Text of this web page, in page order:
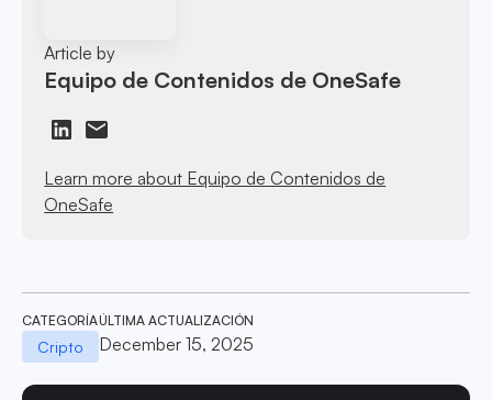
Article by
Equipo de Contenidos de OneSafe
Learn more about Equipo de Contenidos de
OneSafe
CATEGORÍA
Cripto
ÚLTIMA ACTUALIZACIÓN
December 15, 2025